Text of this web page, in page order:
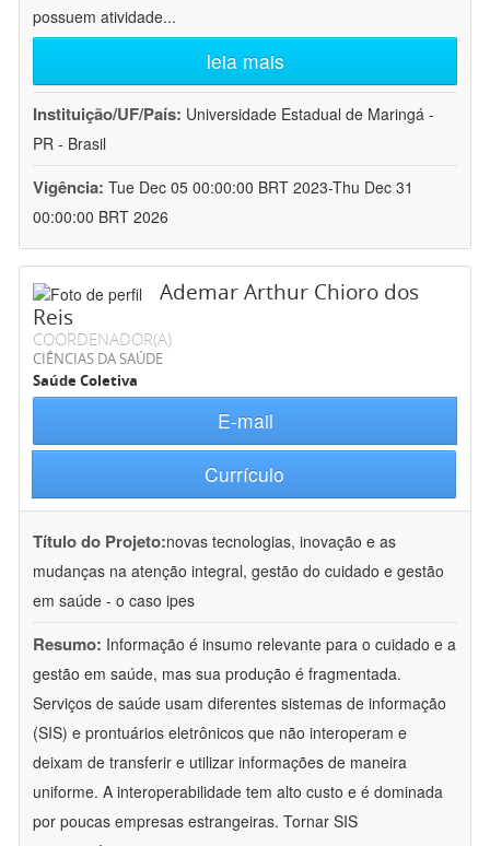
possuem atividade...
leia mais
Instituição/UF/País: Universidade Estadual de Maringá -
PR - Brasil
Vigência: Tue Dec 05 00:00:00 BRT 2023-Thu Dec 31
00:00:00 BRT 2026
Ademar Arthur Chioro dos
Reis
COORDENADOR(A)
CIÊNCIAS DA SAÚDE
Saúde Coletiva
E-mail
Currículo
Título do Projeto:novas tecnologias, inovação e as
mudanças na atenção integral, gestão do cuidado e gestão
em saúde - o caso ipes
Resumo: Informação é insumo relevante para o cuidado e a
gestão em saúde, mas sua produção é fragmentada.
Serviços de saúde usam diferentes sistemas de informação
(SIS) e prontuários eletrônicos que não interoperam e
deixam de transferir e utilizar informações de maneira
uniforme. A interoperabilidade tem alto custo e é dominada
por poucas empresas estrangeiras. Tornar SIS